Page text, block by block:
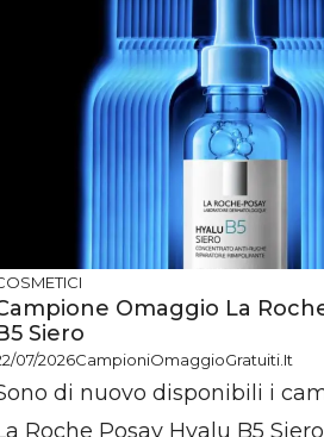
Omaggio La
Siero
07/2026CampioniOmaggioGratuiti.it
di nuovo disponibili i
Roche Posay Hyalu B5